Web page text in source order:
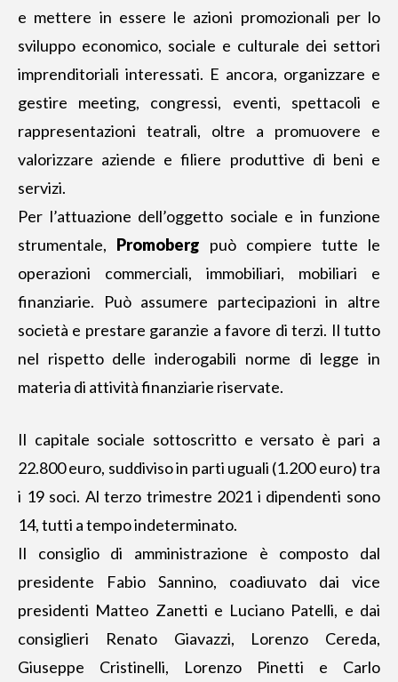
e mettere in essere le azioni promozionali per lo
sviluppo economico, sociale e culturale dei settori
imprenditoriali interessati. E ancora, organizzare e
gestire meeting, congressi, eventi, spettacoli e
rappresentazioni teatrali, oltre a promuovere e
valorizzare aziende e filiere produttive di beni e
servizi.
Per l’attuazione dell’oggetto sociale e in funzione
strumentale, Promoberg può compiere tutte le
operazioni commerciali, immobiliari, mobiliari e
finanziarie. Può assumere partecipazioni in altre
società e prestare garanzie a favore di terzi. Il tutto
nel rispetto delle inderogabili norme di legge in
materia di attività finanziarie riservate.
Il capitale sociale sottoscritto e versato è pari a
22.800 euro, suddiviso in parti uguali (1.200 euro) tra
i 19 soci. Al terzo trimestre 2021 i dipendenti sono
14, tutti a tempo indeterminato.
Il consiglio di amministrazione è composto dal
presidente Fabio Sannino, coadiuvato dai vice
presidenti Matteo Zanetti e Luciano Patelli, e dai
consiglieri Renato Giavazzi, Lorenzo Cereda,
Giuseppe Cristinelli, Lorenzo Pinetti e Carlo